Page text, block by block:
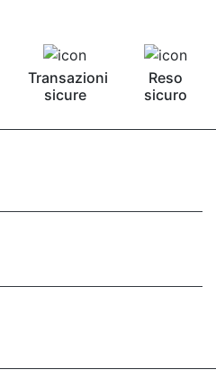
Transazioni
sicure
Reso
sicuro